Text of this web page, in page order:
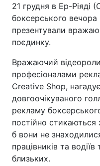
21 грудня в Ер-Ріяді
боксерського вечора
презентували
поєдинку.
Вражаючий
професіоналами
Creative Shop,
довгоочікуваного
рекламу
постійно
б вони не
працівників та
близьких.